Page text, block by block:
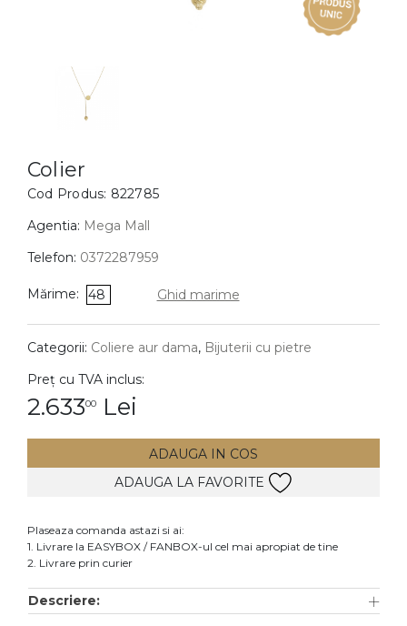
BIJUTERII COPII
Cercei
Bratari
Coliere
Lanturi
Pandantive
DIAMANTE Vezi toate
Cercei
Accesorii
Colier
Cod Produs: 822785
Agentia: Mega Mall
Telefon: 0372287959
Mărime: 48 Ghid marime
Categorii: Coliere aur dama, Bijuterii cu pietre
Preț cu TVA inclus:
2.63300 Lei
ADAUGA IN COS
ADAUGA LA FAVORITE
Plaseaza comanda astazi si ai:
1. Livrare la EASYBOX / FANBOX-ul cel mai apropiat de tine
2. Livrare prin curier
Descriere: